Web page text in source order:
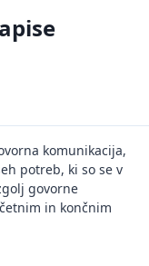
komunikacija,
potreb, ki so se v
govorne
in končnim